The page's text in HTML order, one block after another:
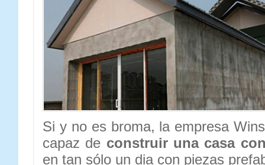
Si y no es broma, la empresa
capaz de construir una casa
en tan sólo un dia con piezas